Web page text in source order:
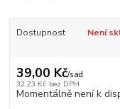
Dostupnost Není
39,00 Kč/sad
32,23 Kč bez DPH
Momentálně není k